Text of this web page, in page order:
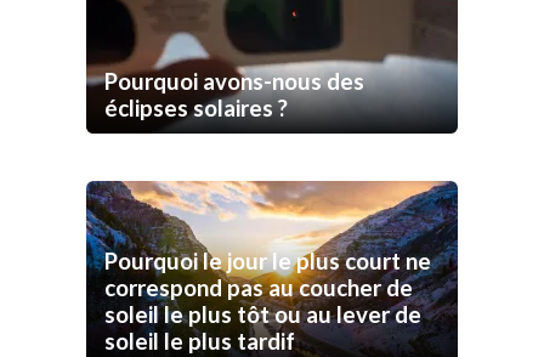
Pourquoi avons-nous des
éclipses solaires ?
Pourquoi le jour le plus court ne
correspond pas au coucher de
soleil le plus tôt ou au lever de
soleil le plus tardif